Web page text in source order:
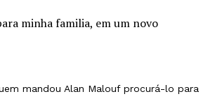
minha familia, em um novo
mandou Alan Malouf procurá-lo para